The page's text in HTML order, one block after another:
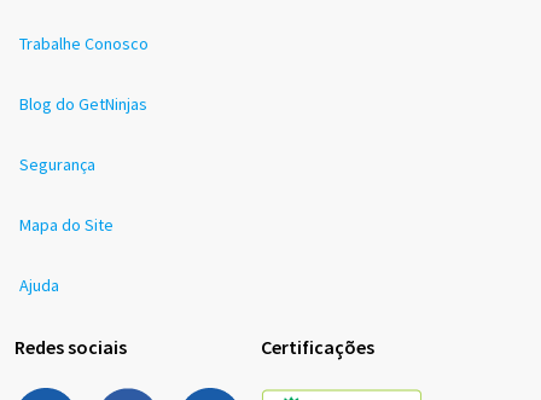
Trabalhe Conosco
Blog do GetNinjas
Segurança
Mapa do Site
Ajuda
Redes sociais Certificações